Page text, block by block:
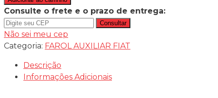
Consulte o frete e o prazo de entrega:
Consultar
Não sei meu cep
Categoria: FAROL AUXILIAR FIAT
Descrição
Informações Adicionais